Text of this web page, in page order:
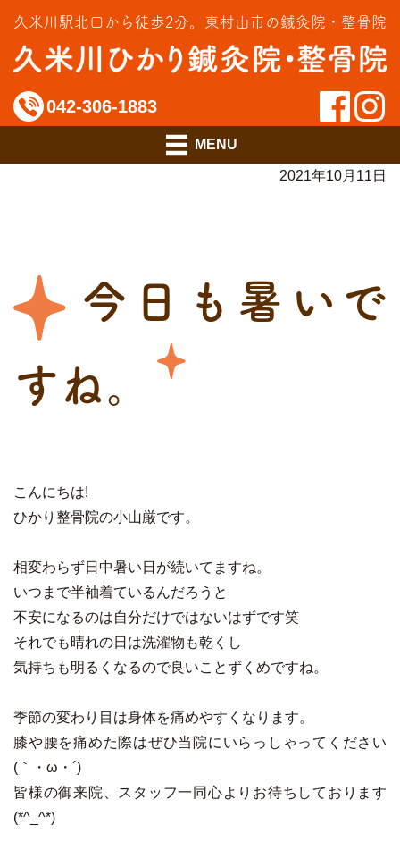
久米川駅北口から徒歩2分。 東村山市の鍼灸院・整骨院
042-306-1883
料金のご案内
アクセス
2021年10月11日
今日も暑いで
すね。
こんにちは!
ひかり整骨院の小山厳です。
相変わらず日中暑い日が続いてますね。
いつまで半袖着ているんだろうと
不安になるのは自分だけではないはずです笑
それでも晴れの日は洗濯物も乾くし
気持ちも明るくなるので良いことずくめですね。
季節の変わり目は身体を痛めやすくなります。
膝や腰を痛めた際はぜひ当院にいらっしゃってください
(｀・ω・´)
皆様の御来院、スタッフ一同心よりお待ちしております
(*^_^*)